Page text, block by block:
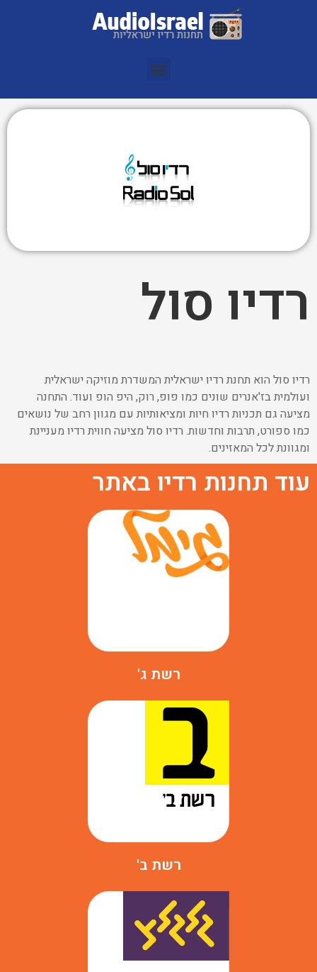
רדיו סול
רדיו סול הוא תחנת רדיו ישראלית המשדרת מוזיקה ישראלית
ועולמית בז'אנרים שונים כמו פופ, רוק, היפ הופ ועוד. התחנה
מציעה גם תכניות רדיו חיות ומציאותיות עם מגוון רחב של נושאים
כמו ספורט, תרבות וחדשות. רדיו סול מציעה חווית רדיו מעניינת
ומגוונת לכל המאזינים.
עוד תחנות רדיו באתר
רשת ג'
רשת ב'